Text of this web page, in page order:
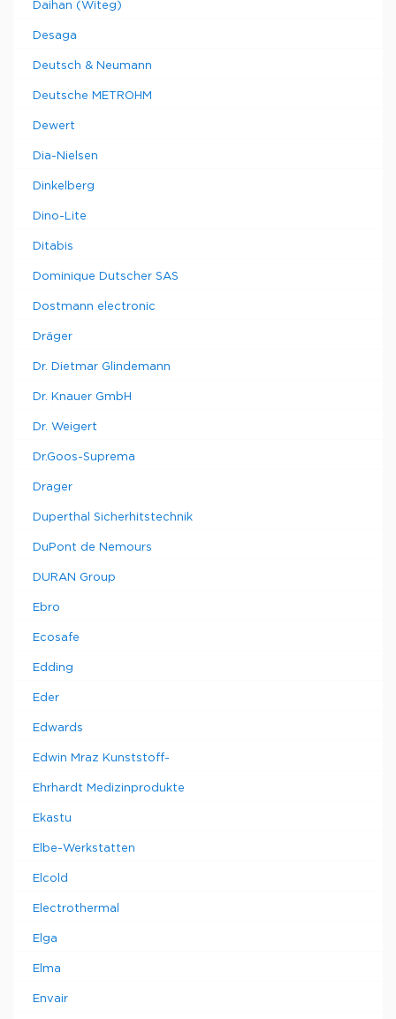
Daihan (Witeg)
Desaga
Deutsch & Neumann
Deutsche METROHM
Dewert
Dia-Nielsen
Dinkelberg
Dino-Lite
Ditabis
Dominique Dutscher SAS
Dostmann electronic
Dräger
Dr. Dietmar Glindemann
Dr. Knauer GmbH
Dr. Weigert
Dr.Goos-Suprema
Drager
Duperthal Sicherhitstechnik
DuPont de Nemours
DURAN Group
Ebro
Ecosafe
Edding
Eder
Edwards
Edwin Mraz Kunststoff-
Ehrhardt Medizinprodukte
Ekastu
Elbe-Werkstatten
Elcold
Electrothermal
Elga
Elma
Envair